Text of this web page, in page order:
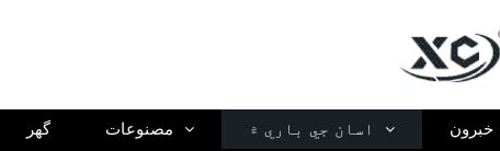
گھر مصنوعات اسان جي باري ۾ خبرون